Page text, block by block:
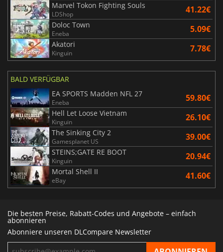
Marvel Tokon Fighting Souls
LDShop 41.22€
Doloc Town
Eneba 5.09€
Akatori
Kinguin 7.78€
BALD VERFÜGBAR
EA SPORTS Madden NFL 27
Eneba 59.80€
Hell Let Loose Vietnam
Kinguin 26.10€
The Sinking City 2
Gamesplanet US 39.00€
STEINS;GATE RE BOOT
Kinguin 20.94€
Mortal Shell II
eBay 41.60€
Die besten Preise, Rabatt-Codes und Angebote – einfach
abonnieren
Abonniere unseren DLCompare Newsletter